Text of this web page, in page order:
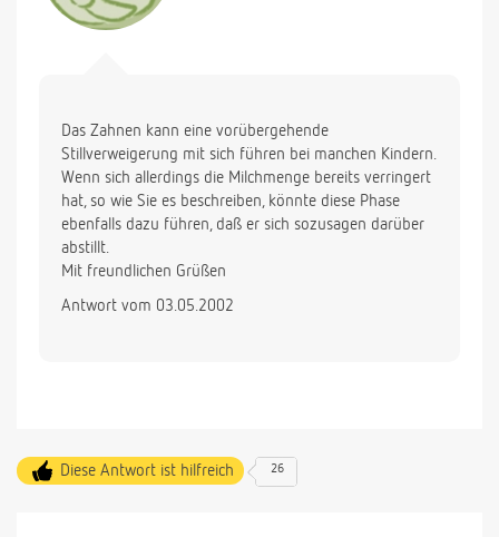
Das Zahnen kann eine vorübergehende
Stillverweigerung mit sich führen bei manchen Kindern.
Wenn sich allerdings die Milchmenge bereits verringert
hat, so wie Sie es beschreiben, könnte diese Phase
ebenfalls dazu führen, daß er sich sozusagen darüber
abstillt.
Mit freundlichen Grüßen
Antwort vom 03.05.2002
Diese Antwort ist hilfreich 26